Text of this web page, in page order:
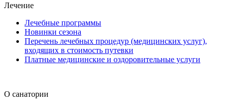
Лечение
Лечебные программы
Новинки сезона
Перечень лечебных процедур (медицинских услуг),
входящих в стоимость путевки
Платные медицинские и оздоровительные услуги
О санатории